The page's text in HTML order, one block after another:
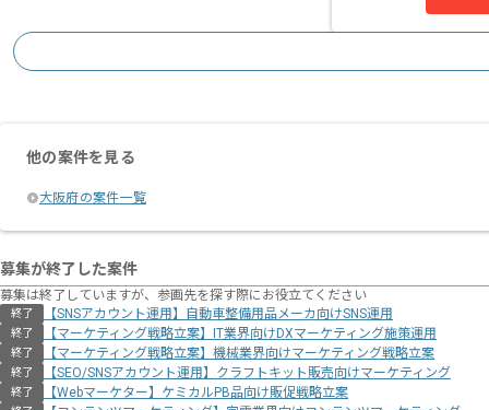
他の案件を見る
大阪府の案件一覧
募集が終了した案件
募集は終了していますが、参画先を探す際にお役立てください
終了 【SNSアカウント運用】自動車整備用品メーカ向けSNS運用
終了 【マーケティング戦略立案】IT業界向けDXマーケティング施策運用
終了 【マーケティング戦略立案】機械業界向けマーケティング戦略立案
終了 【SEO/SNSアカウント運用】クラフトキット販売向けマーケティング
終了 【Webマーケター】ケミカルPB品向け販促戦略立案